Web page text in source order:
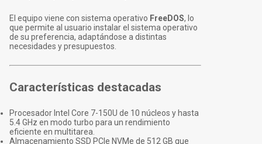
El equipo viene con sistema operativo FreeDOS, lo
que permite al usuario instalar el sistema operativo
de su preferencia, adaptándose a distintas
necesidades y presupuestos.
Características destacadas
Procesador Intel Core 7-150U de 10 núcleos y hasta
5.4 GHz en modo turbo para un rendimiento
eficiente en multitarea.
Almacenamiento SSD PCIe NVMe de 512 GB que